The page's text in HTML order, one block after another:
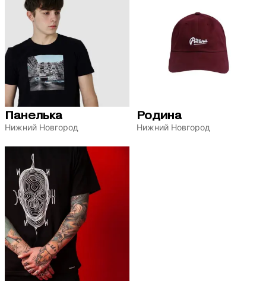
Панелька
Нижний Новгород
Родина
Нижний Новгород